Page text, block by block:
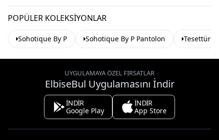
POPÜLER KOLEKSIYONLAR
Sohotique By P Sohotique By P Pantolon Tesettür
UYGULAMAYA ÖZEL FIRSATLAR
ElbiseBul Uygulamasını İndir
İNDİR
Google Play
İNDİR
App Store